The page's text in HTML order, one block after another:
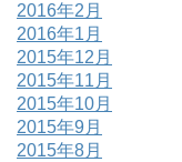
2016年2月
2016年1月
2015年12月
2015年11月
2015年10月
2015年9月
2015年8月